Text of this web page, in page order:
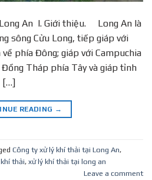
An I. Giới thiệu. Long An là
sông Cửu Long, tiếp giáp với
phía Đông; giáp với Campuchia
Tháp phía Tây và giáp tỉnh
[…]
READING →
Công ty xử lý khí thải tại Long An,
thải, xử lý khí thải tại long an
Leave a comment